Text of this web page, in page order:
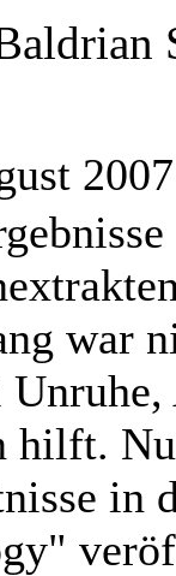
2007
war
hilft.
in